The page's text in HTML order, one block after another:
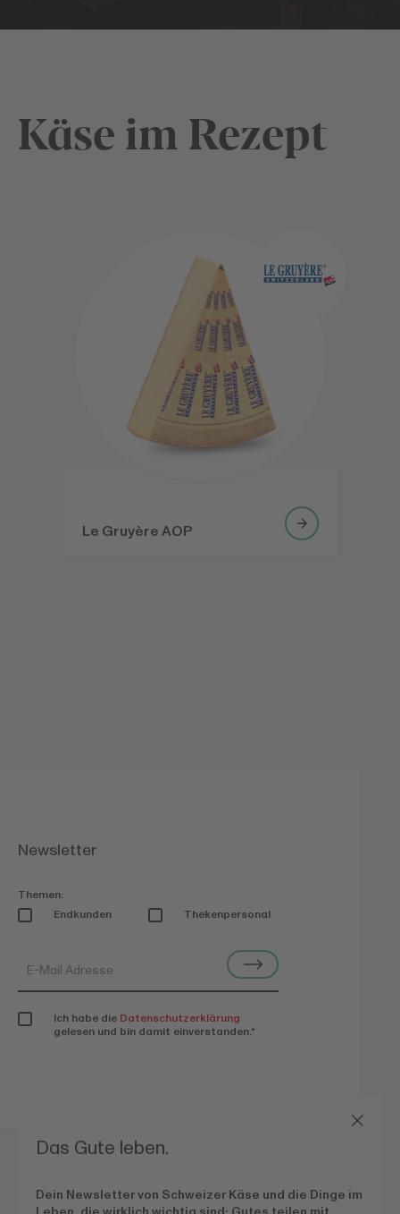
Käse im Rezept
Le Gruyère AOP
Newsletter
Themen:
Endkunden
Thekenpersonal
Ich habe die Datenschutzerklärung
gelesen und bin damit einverstanden.*
Das Gute leben.
Dein Newsletter von Schweizer Käse und die Dinge im